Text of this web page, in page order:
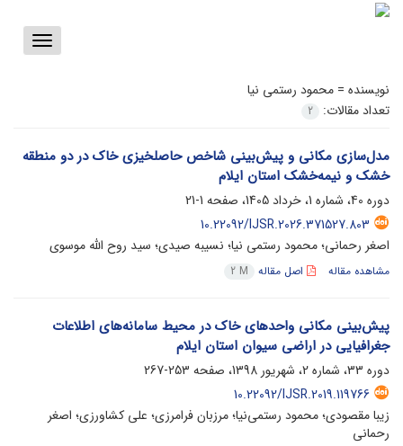
Toggle
نویسنده = محمود رستمی نیا
تعداد مقالات:
2
مدل‌سازی مکانی و پیش‌بینی شاخص حاصلخیزی خاک در دو منطقه
خشک و نیمه‌خشک استان ایلام
دوره 40، شماره 1، خرداد 1405، صفحه
1-21
10.22092/IJSR.2026.371527.803
اصغر رحمانی؛ محمود رستمی نیا؛ نسیبه صیدی؛ سید روح الله موسوی
مشاهده مقاله اصل مقاله 2 M
پیش‌بینی مکانی واحدهای خاک در محیط سامانه‌های اطلاعات
جغرافیایی در اراضی سیوان استان ایلام
دوره 33، شماره 2، شهریور 1398، صفحه
253-267
10.22092/IJSR.2019.119766
زیبا مقصودی؛ محمود رستمی‌نیا؛ مرزبان فرامرزی؛ علی کشاورزی؛ اصغر
رحمانی